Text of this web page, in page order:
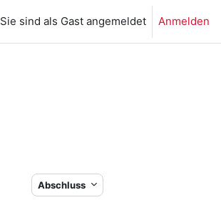
Sie sind als Gast angemeldet Anmelden
Abschluss